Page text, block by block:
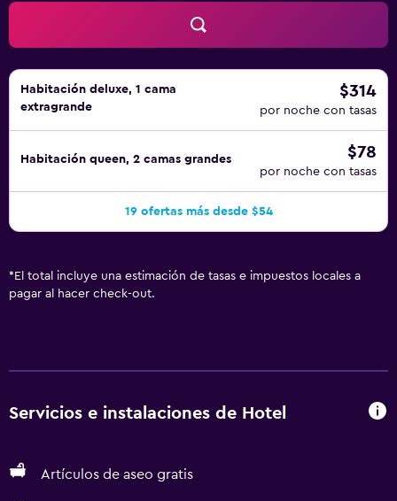
Habitación deluxe, 1 cama
extragrande
$314
por noche con tasas
Habitación queen, 2 camas grandes $78
por noche con tasas
19 ofertas más desde $54
* El total incluye una estimación de tasas e impuestos locales a
pagar al hacer check-out.
Servicios e instalaciones de Hotel
Artículos de aseo gratis